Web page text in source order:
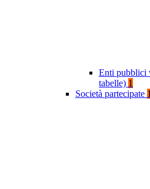
Enti pubblici
tabelle) 1
Società partecipate 1